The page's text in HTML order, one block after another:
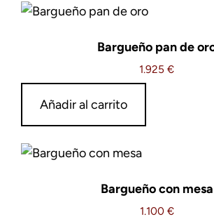
Bargueño pan de
1.925 €
Añadir al carrito
Bargueño con mesa
1.100 €